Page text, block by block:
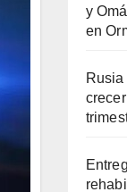
y
en
Rusia